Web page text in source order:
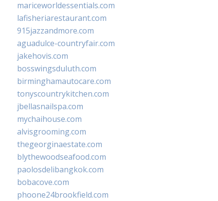
mariceworldessentials.com
lafisheriarestaurant.com
915jazzandmore.com
aguadulce-countryfair.com
jakehovis.com
bosswingsduluth.com
birminghamautocare.com
tonyscountrykitchen.com
jbellasnailspa.com
mychaihouse.com
alvisgrooming.com
thegeorginaestate.com
blythewoodseafood.com
paolosdelibangkok.com
bobacove.com
phoone24brookfield.com